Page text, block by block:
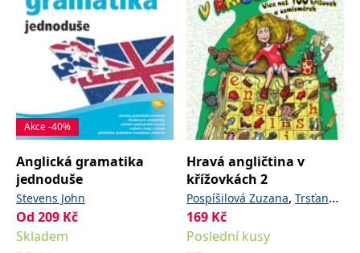
Akce -40%
Anglická gramatika
jednoduše
Stevens John
Od 209 Kč
Skladem
Hravá angličtina v
křížovkách 2
Pospíšilová Zuzana, Trsťan
Drahomír
169 Kč
Poslední kusy